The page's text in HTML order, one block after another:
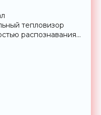
тепловизор
распознавания